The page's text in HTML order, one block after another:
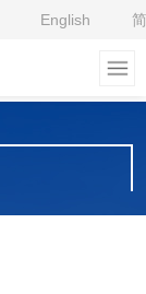
English
>